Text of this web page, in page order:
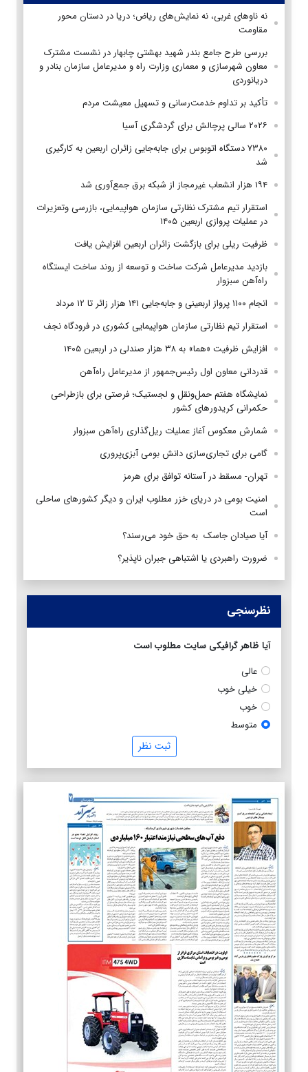
نه ناوهای غربی، نه نمایش‌های ریاض؛ دریا در دستان محور
مقاومت
بررسی طرح جامع بندر شهید بهشتی چابهار در نشست مشترک
معاون شهرسازی و معماری وزارت راه و مدیرعامل سازمان بنادر و
دریانوردی
تأکید بر تداوم خدمت‌رسانی و تسهیل معیشت مردم
۲۰۲۶ سالی پرچالش برای گردشگری آسیا
۷۳۸۰ دستگاه اتوبوس برای جابه‌جایی زائران اربعین به‌ کارگیری
شد
۱۹۴ هزار انشعاب غیرمجاز از شبکه برق جمع‌آوری شد
استقرار تیم مشترک نظارتی سازمان هواپیمایی، بازرسی وتعزیرات
در عملیات پروازی اربعین ۱۴۰۵
ظرفیت ریلی برای بازگشت زائران اربعین افزایش یافت
بازدید مدیرعامل شرکت ساخت و توسعه از روند ساخت ایستگاه
راه‌آهن سبزوار
انجام ۱۱۰۰ پرواز اربعینی و جابه‌جایی ۱۴۱ هزار زائر تا ۱۲ مرداد
استقرار تیم‌ نظارتی سازمان هواپیمایی کشوری در فرودگاه نجف
افزایش ظرفیت «هما» به ۳۸ هزار صندلی در اربعین ۱۴۰۵
قدردانی معاون اول رئیس‌جمهور از مدیرعامل راه‌آهن
نمایشگاه هفتم حمل‌ونقل و لجستیک؛ فرصتی برای بازطراحی
حکمرانی کریدورهای کشور
شمارش معکوس آغاز عملیات ریل‌گذاری راه‌آهن سبزوار
گامی برای تجاری‌سازی دانش بومی آبزی‌پروری
تهران- مسقط در آستانه توافق برای هرمز
امنیت بومی در دریای خزر مطلوب ایران و دیگر کشورهای ساحلی
است
آیا صیادان جاسک به حق خود می‌رسند؟
ضرورت راهبردی یا اشتباهی جبران ناپذیر؟
نظرسنجی
آیا ظاهر گرافیکی سایت مطلوب است
عالی
خیلی خوب
خوب
متوسط
ثبت نظر